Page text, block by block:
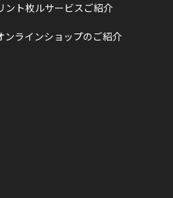
ント枚ルサービスご紹介
ンラインショップのご紹介